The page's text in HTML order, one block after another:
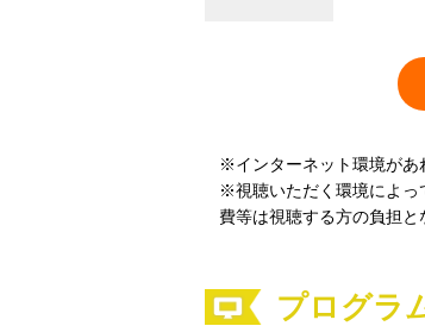
※インターネット環境があ
※視聴いただく環境によっ
費等は視聴する方の負担と
プログラ